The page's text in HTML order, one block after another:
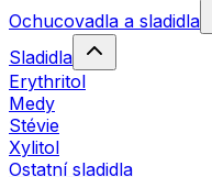
Ochucovadla a sladidla
Sladidla
Erythritol
Medy
Stévie
Xylitol
Ostatní sladidla